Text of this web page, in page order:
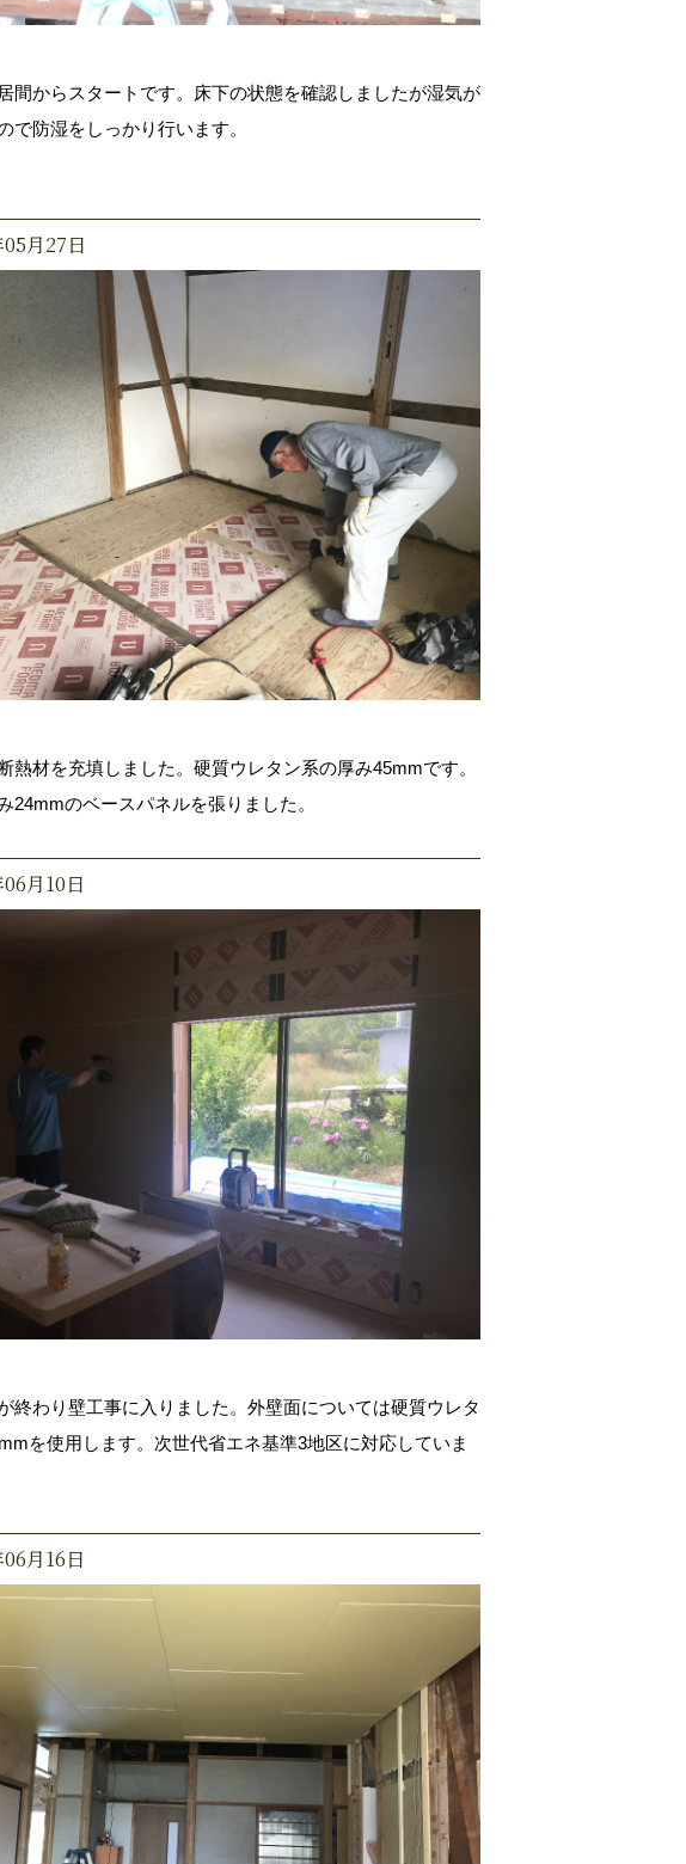
間からスタートです。床下の状態を確認しましたが湿気が
で防湿をしっかり行います。
月27日
熱材を充填しました。硬質ウレタン系の厚み45mmです。
24mmのベースパネルを張りました。
月10日
終わり壁工事に入りました。外壁面については硬質ウレタ
を使用します。次世代省エネ基準3地区に対応していま
月16日